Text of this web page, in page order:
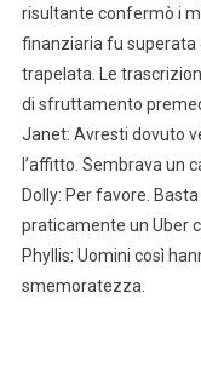
risultante confermò i
finanziaria fu superata
trapelata. Le
di sfruttamento
Janet: Avresti dovuto
l’affitto. Sembrava un
Dolly: Per favore.
praticamente un Uber
Phyllis: Uomini così
smemoratezza.